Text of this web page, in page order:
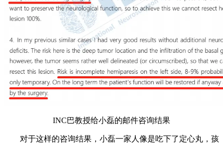
INC巴教授给小磊的邮件咨询结果
对于这样的咨询结果，小磊一家人像是吃下了定心丸，孩